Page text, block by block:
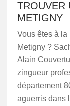
TROUVER
METIGNY
Vous êtes à la
Metigny ?
Alain
zingueur
département
aguerris dans